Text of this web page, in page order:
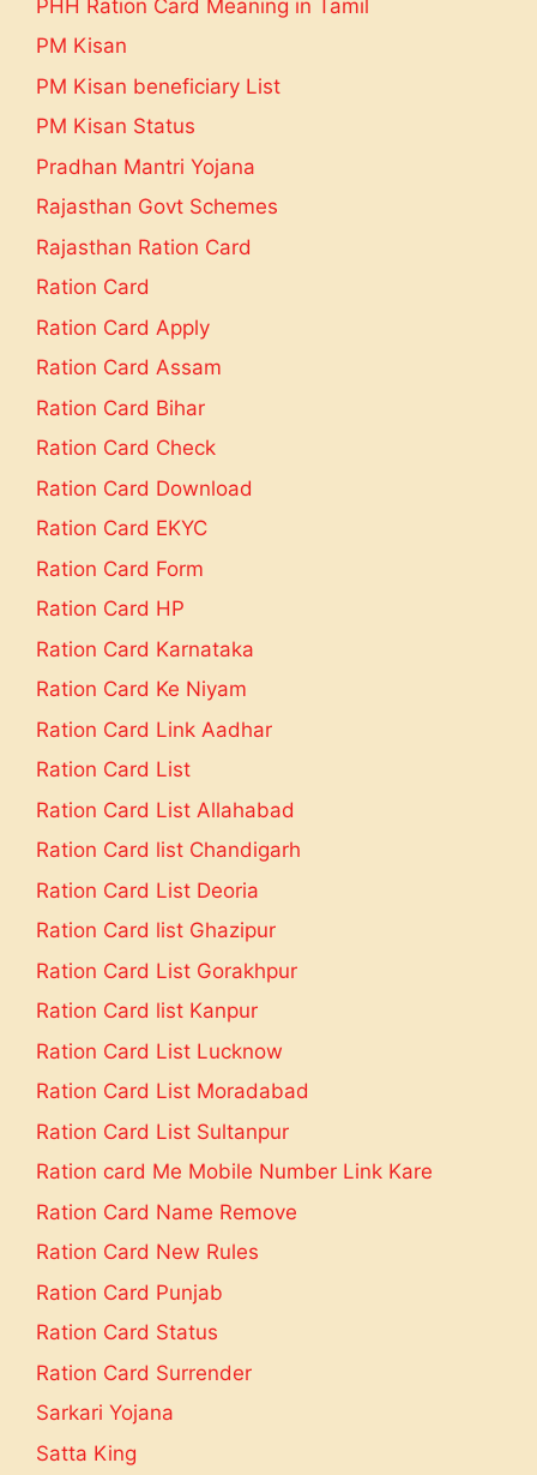
PHH Ration Card Meaning in Tamil
PM Kisan
PM Kisan beneficiary List
PM Kisan Status
Pradhan Mantri Yojana
Rajasthan Govt Schemes
Rajasthan Ration Card
Ration Card
Ration Card Apply
Ration Card Assam
Ration Card Bihar
Ration Card Check
Ration Card Download
Ration Card EKYC
Ration Card Form
Ration Card HP
Ration Card Karnataka
Ration Card Ke Niyam
Ration Card Link Aadhar
Ration Card List
Ration Card List Allahabad
Ration Card list Chandigarh
Ration Card List Deoria
Ration Card list Ghazipur
Ration Card List Gorakhpur
Ration Card list Kanpur
Ration Card List Lucknow
Ration Card List Moradabad
Ration Card List Sultanpur
Ration card Me Mobile Number Link Kare
Ration Card Name Remove
Ration Card New Rules
Ration Card Punjab
Ration Card Status
Ration Card Surrender
Sarkari Yojana
Satta King